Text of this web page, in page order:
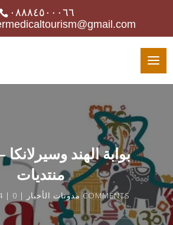
٠٨٨٨٤٥٠٠٠٦٦
بوابة الهند
منتديات
مدونات الأخبار0 COMMENTS